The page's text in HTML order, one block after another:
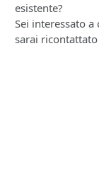
esistente?
Sei interessato
sarai